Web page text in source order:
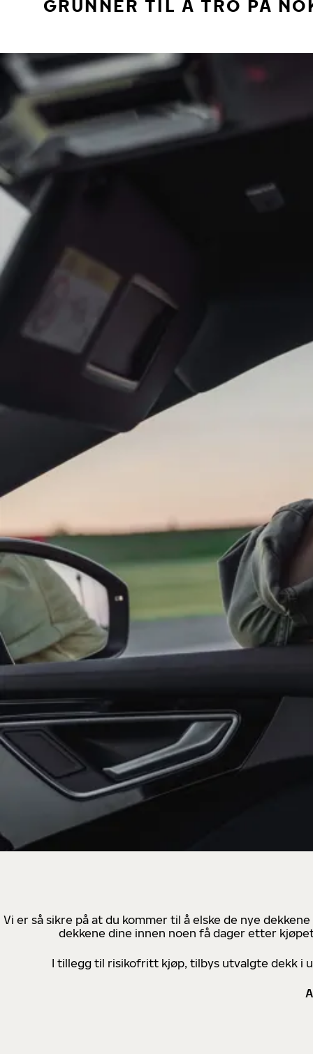
GRUNNER TIL Å TRO PÅ
Vi er så sikre på at du kommer til å elske de nye
dekkene dine innen noen få dager etter
I tillegg til risikofritt kjøp, tilbys utvalgte dekk i